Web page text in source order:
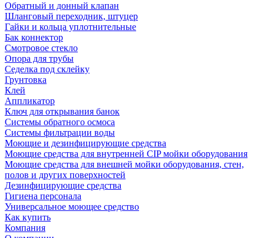
Обратный и донный клапан
Шланговый переходник, штуцер
Гайки и кольца уплотнительные
Бак коннектор
Смотровое стекло
Опора для трубы
Седелка под склейку
Грунтовка
Клей
Аппликатор
Ключ для открывания банок
Системы обратного осмоса
Системы фильтрации воды
Моющие и дезинфицирующие средства
Моющие средства для внутренней CIP мойки оборудования
Моющие средства для внешней мойки оборудования, стен,
полов и других поверхностей
Дезинфицирующие средства
Гигиена персонала
Универсальное моющее средство
Как купить
Компания